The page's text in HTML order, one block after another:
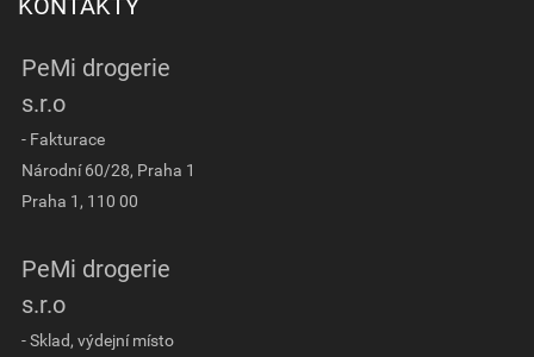
KONTAKTY
PeMi drogerie
s.r.o
- Fakturace
Národní 60/28, Praha 1
Praha 1, 110 00
PeMi drogerie
s.r.o
- Sklad, výdejní místo